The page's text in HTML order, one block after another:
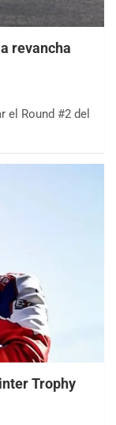
revancha
el Round #2 del
Trophy